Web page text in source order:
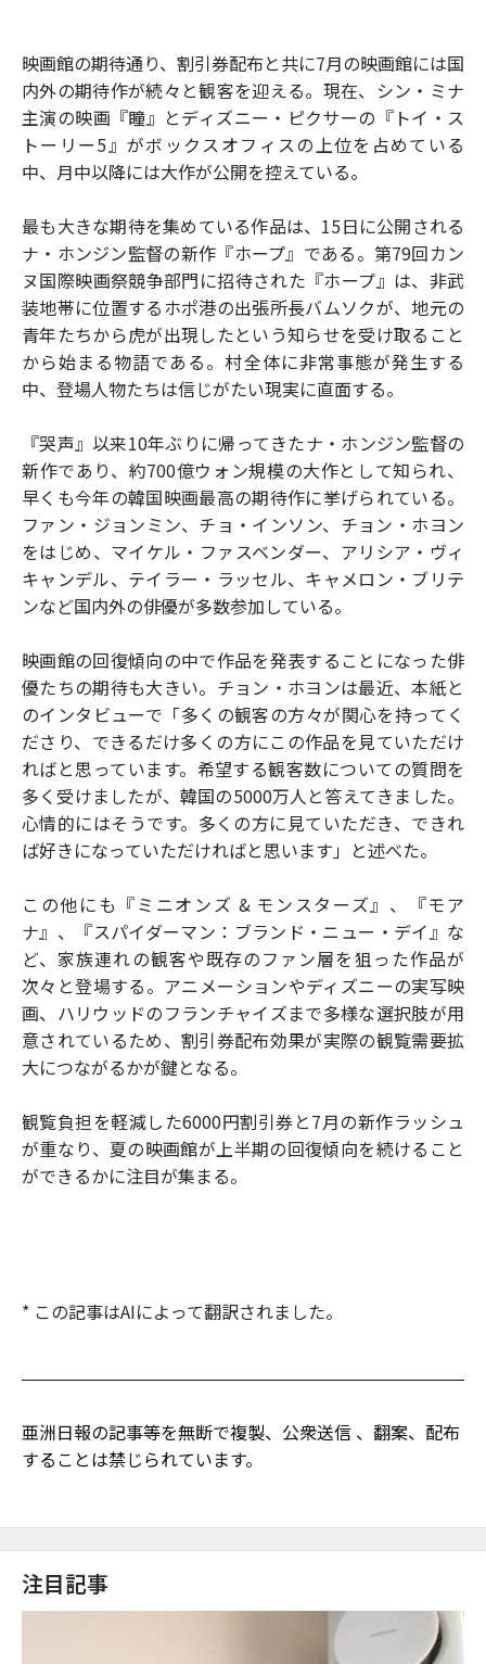
映画館の期待通り、割引券配布と共に7月の映画館には国
内外の期待作が続々と観客を迎える。現在、シン・ミナ
主演の映画『瞳』とディズニー・ピクサーの『トイ・ス
トーリー5』がボックスオフィスの上位を占めている
中、月中以降には大作が公開を控えている。
最も大きな期待を集めている作品は、15日に公開される
ナ・ホンジン監督の新作『ホープ』である。第79回カン
ヌ国際映画祭競争部門に招待された『ホープ』は、非武
装地帯に位置するホポ港の出張所長バムソクが、地元の
青年たちから虎が出現したという知らせを受け取ること
から始まる物語である。村全体に非常事態が発生する
中、登場人物たちは信じがたい現実に直面する。
『哭声』以来10年ぶりに帰ってきたナ・ホンジン監督の
新作であり、約700億ウォン規模の大作として知られ、
早くも今年の韓国映画最高の期待作に挙げられている。
ファン・ジョンミン、チョ・インソン、チョン・ホヨン
をはじめ、マイケル・ファスベンダー、アリシア・ヴィ
キャンデル、テイラー・ラッセル、キャメロン・ブリテ
ンなど国内外の俳優が多数参加している。
映画館の回復傾向の中で作品を発表することになった俳
優たちの期待も大きい。チョン・ホヨンは最近、本紙と
のインタビューで「多くの観客の方々が関心を持ってく
ださり、できるだけ多くの方にこの作品を見ていただけ
ればと思っています。希望する観客数についての質問を
多く受けましたが、韓国の5000万人と答えてきました。
心情的にはそうです。多くの方に見ていただき、できれ
ば好きになっていただければと思います」と述べた。
この他にも『ミニオンズ & モンスターズ』、『モア
ナ』、『スパイダーマン：ブランド・ニュー・デイ』な
ど、家族連れの観客や既存のファン層を狙った作品が
次々と登場する。アニメーションやディズニーの実写映
画、ハリウッドのフランチャイズまで多様な選択肢が用
意されているため、割引券配布効果が実際の観覧需要拡
大につながるかが鍵となる。
観覧負担を軽減した6000円割引券と7月の新作ラッシュ
が重なり、夏の映画館が上半期の回復傾向を続けること
ができるかに注目が集まる。
* この記事はAIによって翻訳されました。
亜洲日報の記事等を無断で複製、公衆送信 、翻案、配布
することは禁じられています。
注目記事